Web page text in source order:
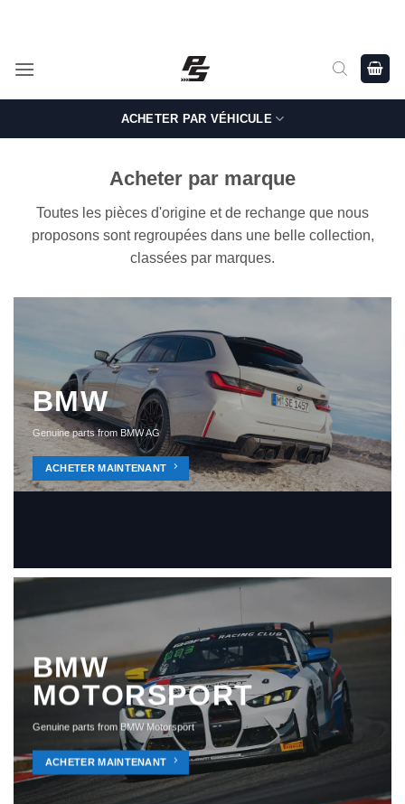
ACHETER PAR VÉHICULE
Acheter par marque
Toutes les pièces d'origine et de rechange que nous
proposons sont regroupées dans une belle collection,
classées par marques.
BMW
Genuine parts from BMW AG
ACHETER MAINTENANT
BMW
MOTORSPORT
Genuine parts from BMW Motorsport
ACHETER MAINTENANT